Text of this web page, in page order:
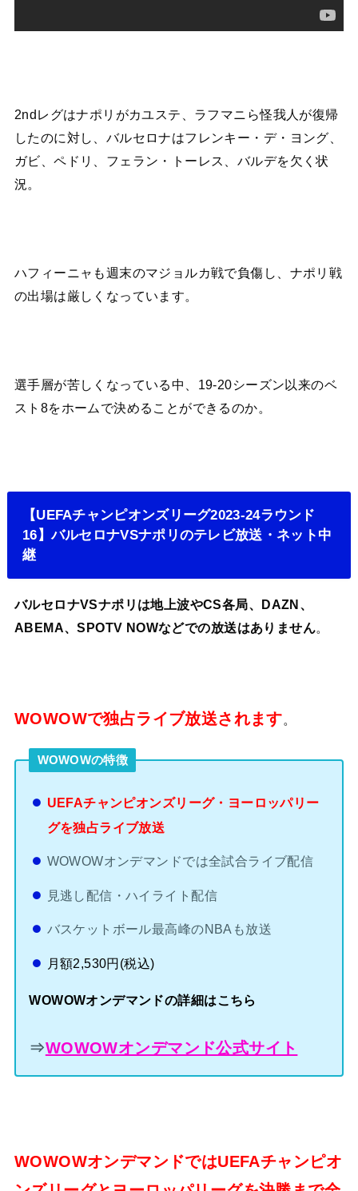
2ndレグはナポリがカユステ、ラフマニら怪我人が復帰
したのに対し、バルセロナはフレンキー・デ・ヨング、
ガビ、ペドリ、フェラン・トーレス、バルデを欠く状
況。
ハフィーニャも週末のマジョルカ戦で負傷し、ナポリ戦
の出場は厳しくなっています。
選手層が苦しくなっている中、19-20シーズン以来のベ
スト8をホームで決めることができるのか。
【UEFAチャンピオンズリーグ2023-24ラウンド
16】バルセロナVSナポリのテレビ放送・ネット中
継
バルセロナVSナポリは地上波やCS各局、DAZN、
ABEMA、SPOTV NOWなどでの放送はありません
WOWOWで独占ライブ放送されます。
WOWOWの特徴
UEFAチャンピオンズリーグ・ヨーロッパリー
グを独占ライブ放送
WOWOWオンデマンドでは全試合ライブ配信
見逃し配信・ハイライト配信
バスケットボール最高峰のNBAも放送
月額2,530円(税込)
WOWOWオンデマンドの詳細はこちら
⇒WOWOWオンデマンド公式サイト
WOWOWオンデマンドではUEFAチャンピオ